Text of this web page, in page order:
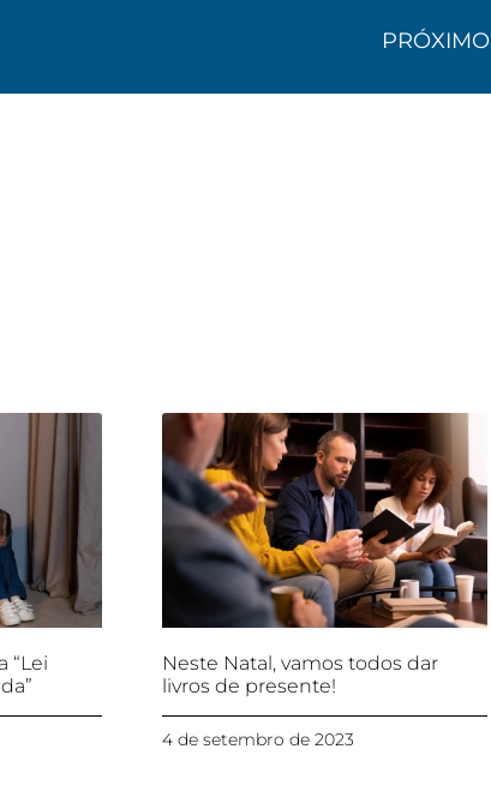
PRÓXIMO
“Lei
Neste Natal, vamos todos dar
livros de presente!
4 de setembro de 2023